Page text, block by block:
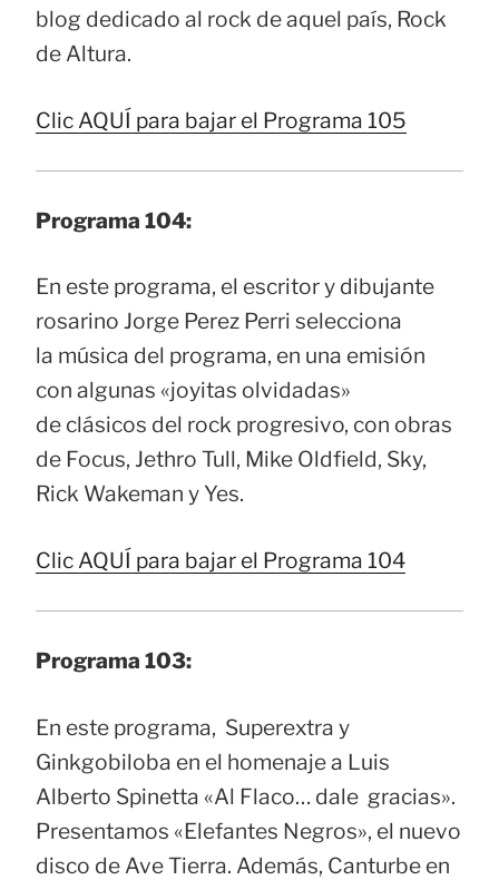
blog dedicado al rock de aquel país, Rock
de Altura.
Clic AQUÍ para bajar el Programa 105
Programa 104:
En este programa, el escritor y dibujante
rosarino Jorge Perez Perri selecciona
la música del programa, en una emisión
con algunas «joyitas olvidadas»
de clásicos del rock progresivo, con obras
de Focus, Jethro Tull, Mike Oldfield, Sky,
Rick Wakeman y Yes.
Clic AQUÍ para bajar el Programa 104
Programa 103:
En este programa, Superextra y
Ginkgobiloba en el homenaje a Luis
Alberto Spinetta «Al Flaco… dale gracias».
Presentamos «Elefantes Negros», el nuevo
disco de Ave Tierra. Además, Canturbe en